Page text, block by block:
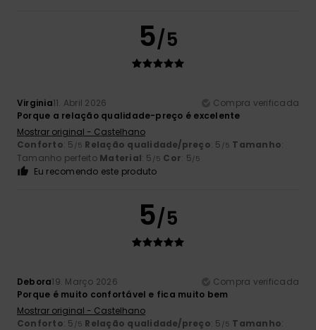
5/5
Virginia11. Abril 2026
Compra verificada
Porque a relação qualidade-preço é excelente
Mostrar original - Castelhano
Conforto: 5 /5 Relação qualidade/preço: 5 /5 Tamanho:
Tamanho perfeito Material: 5 /5 Cor: 5/5
Eu recomendo este produto
5/5
Debora19. Março 2026
Compra verificada
Porque é muito confortável e fica muito bem
Mostrar original - Castelhano
Conforto: 5 /5 Relação qualidade/preço: 5 /5 Tamanho: